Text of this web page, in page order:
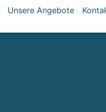
Unsere Angebote